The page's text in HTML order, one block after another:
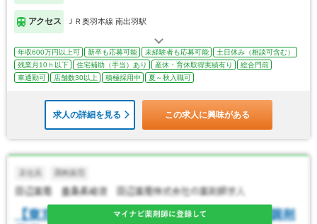
アクセス ＪＲ奥羽本線 南出羽駅
年収600万円以上可 新卒も応募可能 未経験者も応募可能
土日休み（相談可含む）
残業月10ｈ以下
住宅補助（手当）あり 産休・育休取得実績有り
総合門前
車通勤可
店舗数30以上 積極採用中 夏～秋入職可
求人の詳細を見る この求人に興味がある